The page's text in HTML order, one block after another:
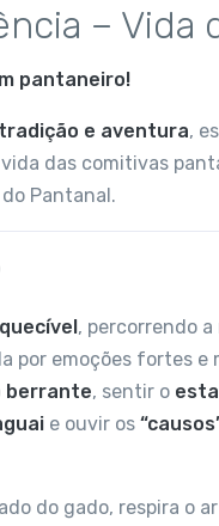
– Vida
pantaneiro!
e aventura,
das comitivas
Pantanal.
, percorrendo
por emoções fortes e
berrante, sentir o
e ouvir os
do gado, respira o